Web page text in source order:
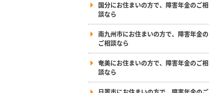
国分にお住まいの方で、障害年金のご相
談なら
南九州市にお住まいの方で、障害年金の
ご相談なら
奄美にお住まいの方で、障害年金のご相
談なら